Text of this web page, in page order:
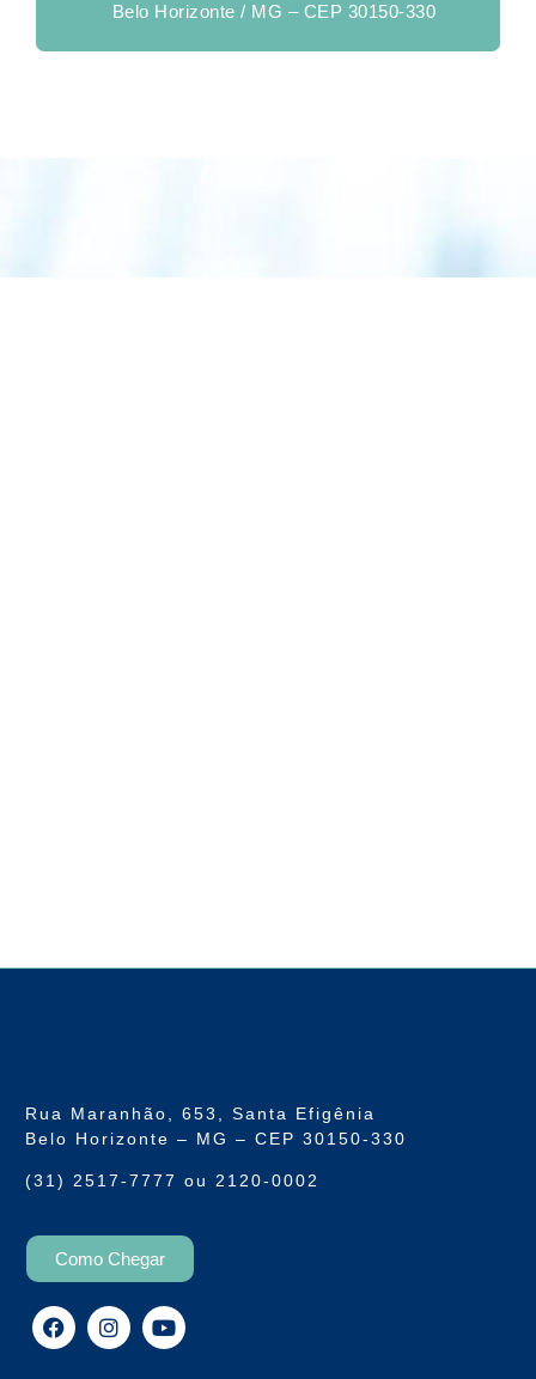
Belo Horizonte / MG – CEP 30150-330
Rua Maranhão, 653, Santa Efigênia
Belo Horizonte – MG – CEP 30150-330
(31) 2517-7777 ou 2120-0002
Como Chegar